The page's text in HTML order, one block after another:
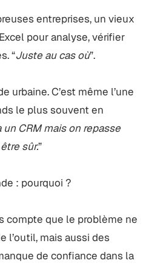
entreprises, un vieux
pour analyse, vérifier
“Juste au cas où”.
urbaine. C’est même l’une
le plus souvent en
un CRM mais on repasse
sûr.”
: pourquoi ?
compte que le problème ne
l’outil, mais aussi des
de confiance dans la